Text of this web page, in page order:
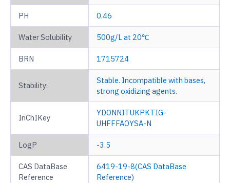
PH 0.46
Water Solubility 500g/L at 20℃
BRN 1715724
Stability:
Stable. Incompatible with bases,
strong oxidizing agents.
InChIKey
YDONNITUKPKTIG-
UHFFFAOYSA-N
LogP -3.5
CAS DataBase
Reference
6419-19-8(CAS DataBase
Reference)